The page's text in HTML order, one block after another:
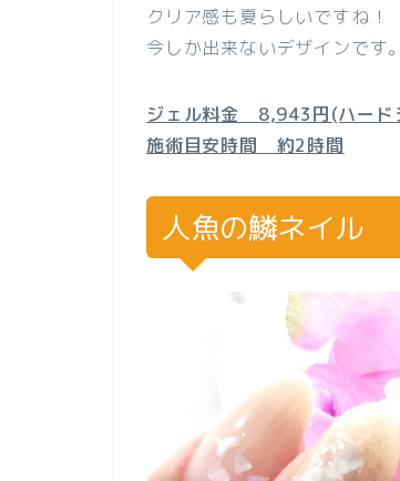
クリア感も夏らしいですね！
今しか出来ないデザインです。
ジェル料金 8,943円(ハード
施術目安時間 約2時間
人魚の鱗ネイル